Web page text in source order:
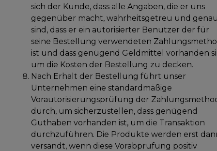
sich der Kunde, dass alle Angaben, die er uns
gegenüber macht, wahrheitsgetreu und
sind, dass er ein autorisierter Benutzer der für
seine Bestellung verwendeten
ist und dass genügend Geldmittel vorhanden
um die Kosten der Bestellung zu decken.
Nach Erhalt der Bestellung führt unser
Unternehmen eine standardmäßige
Vorautorisierungsprüfung der
durch, um sicherzustellen, dass genügend
Guthaben vorhanden ist, um die Transaktion
durchzuführen. Die Produkte werden erst
versandt, wenn diese Vorabprüfung positiv